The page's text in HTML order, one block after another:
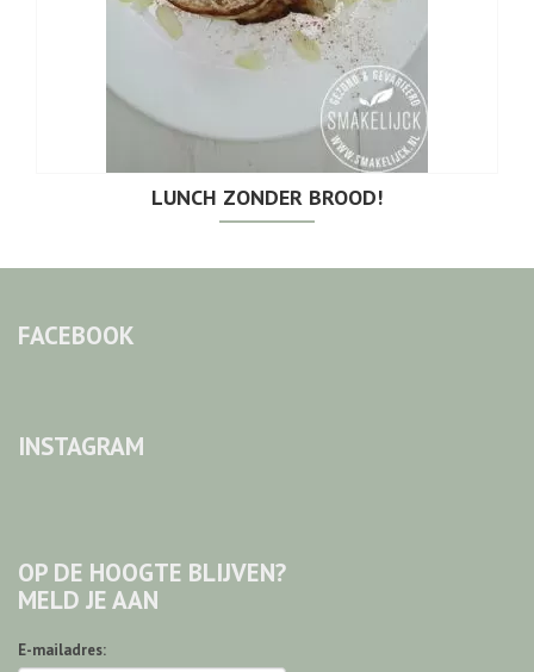
LUNCH ZONDER BROOD!
FACEBOOK
INSTAGRAM
OP DE HOOGTE BLIJVEN?
MELD JE AAN
E-mailadres: